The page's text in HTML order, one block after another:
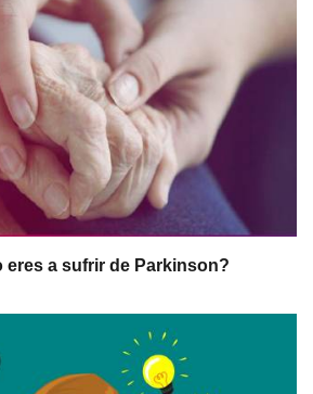
eres a sufrir de Parkinson?